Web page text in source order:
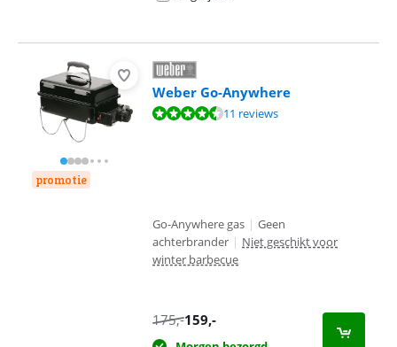
promotie
Weber Go-Anywhere
Beoordeling is 9,2 van de 10, gebaseerd op 11 reviews.
11 reviews
Go-Anywhere gas | Geen
achterbrander | Niet geschikt voor
winter barbecue
175,-159,-